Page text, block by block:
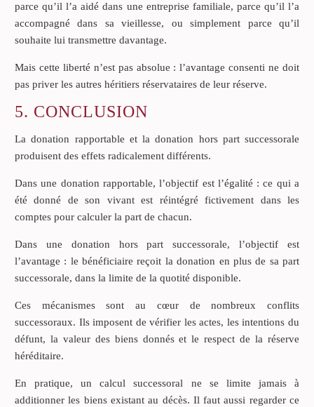
parce qu’il l’a aidé dans une entreprise familiale, parce qu’il l’a
accompagné dans sa vieillesse, ou simplement parce qu’il
souhaite lui transmettre davantage.
Mais cette liberté n’est pas absolue : l’avantage consenti ne doit
pas priver les autres héritiers réservataires de leur réserve.
5. CONCLUSION
La donation rapportable et la donation hors part successorale
produisent des effets radicalement différents.
Dans une donation rapportable, l’objectif est l’égalité : ce qui a
été donné de son vivant est réintégré fictivement dans les
comptes pour calculer la part de chacun.
Dans une donation hors part successorale, l’objectif est
l’avantage : le bénéficiaire reçoit la donation en plus de sa part
successorale, dans la limite de la quotité disponible.
Ces mécanismes sont au cœur de nombreux conflits
successoraux. Ils imposent de vérifier les actes, les intentions du
défunt, la valeur des biens donnés et le respect de la réserve
héréditaire.
En pratique, un calcul successoral ne se limite jamais à
additionner les biens existant au décès. Il faut aussi regarder ce